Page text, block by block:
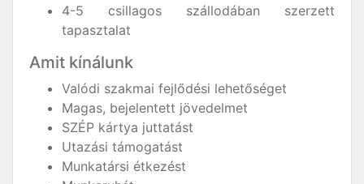
4-5 csillagos szállodában szerzett
tapasztalat
Amit kínálunk
Valódi szakmai fejlődési lehetőséget
Magas, bejelentett jövedelmet
SZÉP kártya juttatást
Utazási támogatást
Munkatársi étkezést